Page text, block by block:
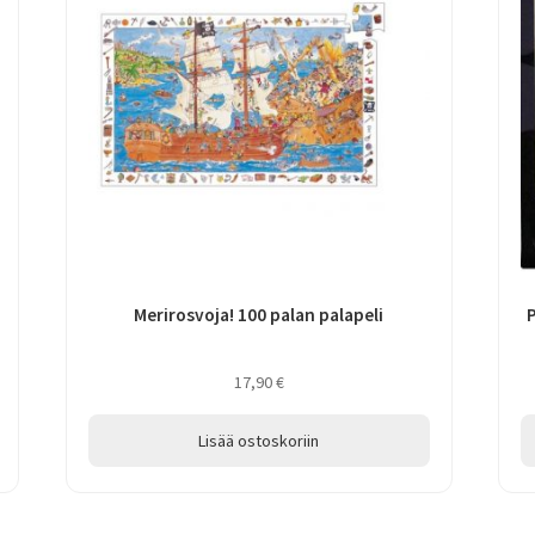
Merirosvoja! 100 palan palapeli
17,90€
Lisää ostoskoriin